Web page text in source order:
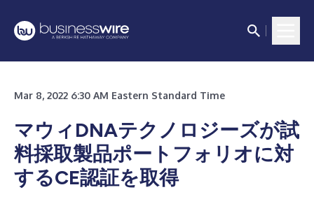
Mar 8, 2022 6:30 AM Eastern Standard Time
マウィDNAテクノロジーズが試
料採取製品ポートフォリオに対
するCE認証を取得